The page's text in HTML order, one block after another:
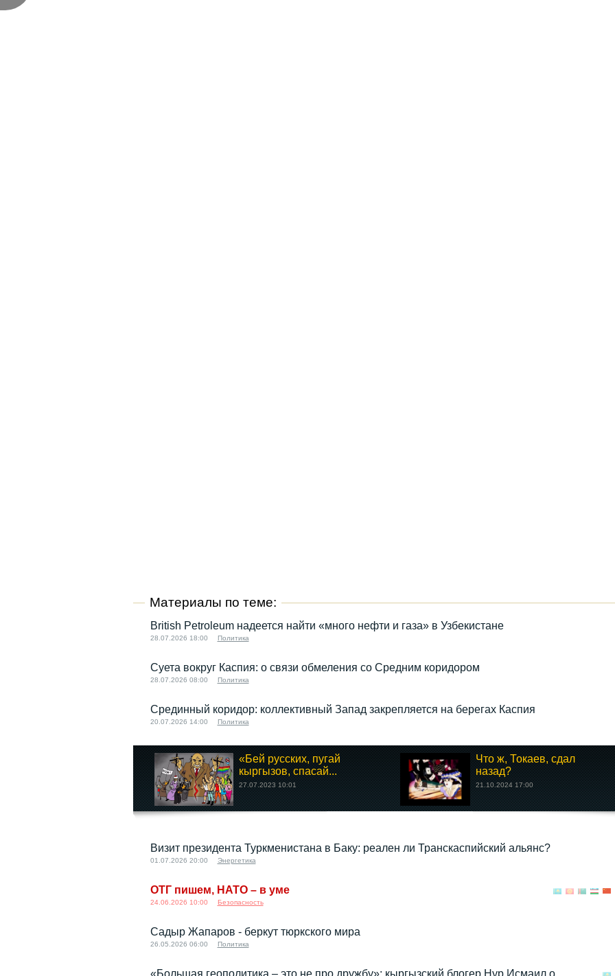
Материалы по теме:
British Petroleum надеется найти «много нефти и газа» в Узбекистане
28.07.2026 18:00 Политика
Суета вокруг Каспия: о связи обмеления со Средним коридором
28.07.2026 08:00 Политика
Срединный коридор: коллективный Запад закрепляется на берегах Каспия
20.07.2026 14:00 Политика
«Бей русских, пугай
кыргызов, спасай...
27.07.2023 10:01
Что ж, Токаев, сдал
назад?
21.10.2024 17:00
Визит президента Туркменистана в Баку: реален ли Транскаспийский альянс?
01.07.2026 20:00 Энергетика
ОТГ пишем, НАТО – в уме
24.06.2026 10:00 Безопасность
Садыр Жапаров - беркут тюркского мира
26.05.2026 06:00 Политика
«Большая геополитика – это не про дружбу»: кыргызский блогер Нур Исмаил о